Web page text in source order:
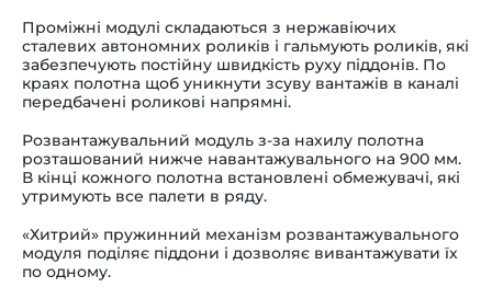
Проміжні модулі складаються з нержавіючих
сталевих автономних роликів і гальмують роликів, які
забезпечують постійну швидкість руху піддонів. По
краях полотна щоб уникнути зсуву вантажів в каналі
передбачені роликові напрямні.
Розвантажувальний модуль з-за нахилу полотна
розташований нижче навантажувального на 900 мм.
В кінці кожного полотна встановлені обмежувачі, які
утримують все палети в ряду.
«Хитрий» пружинний механізм розвантажувального
модуля поділяє піддони і дозволяє вивантажувати їх
по одному.